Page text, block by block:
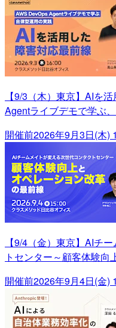
【9/3（木）東京】AIを
Agentライブデモで学ぶ
開催前2026年9月3日(木)
【9/4（金）東京】AIチ
トセンター～顧客体験向
開催前2026年9月4日(金)